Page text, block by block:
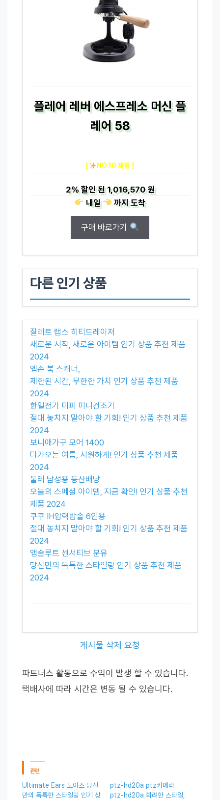
플레어 레버 에스프레소 머신 플
레어 58
[ NO.10 제품 ]
2%할인 된1,016,570 원
내일
까지도착
구매 바로가기
다른 인기 상품
질레트 랩스 히티드레이저
새로운 시작, 새로운 아이템 인기 상품 추천 제품
2024
엡손 북 스캐너,
제한된 시간, 무한한 가치 인기 상품 추천 제품
2024
한일전기 미피 미니건조기
절대 놓치지 말아야 할 기회! 인기 상품 추천 제품
2024
보니애가구 모어 1400
다가오는 여름, 시원하게! 인기 상품 추천 제품
2024
툴레 남성용 등산배낭
오늘의 스페셜 아이템, 지금 확인! 인기 상품 추천
제품 2024
쿠쿠 IH압력밥솥 6인용
절대 놓치지 말아야 할 기회! 인기 상품 추천 제품
2024
앱솔루트 센서티브 분유
당신만의 독특한 스타일링 인기 상품 추천 제품
2024
게시물 삭제 요청
파트너스 활동으로 수익이 발생 할 수 있습니다.
택배사에 따라 시간은 변동 될 수 있습니다.
관련
Ultimate Ears 노이즈 당신
만의 독특한 스타일링 인기 상
ptz-hd20a ptz카메라
ptz-hd20a 화려한 스타일,